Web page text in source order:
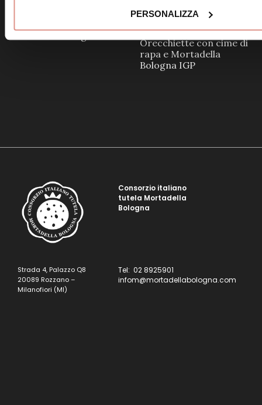
PERSONALIZZA
Orecchiette con cime di
rapa e Mortadella
Bologna IGP
Consorzio italiano
tutela Mortadella
Bologna
Strada 4, Palazzo Q8
20089 Rozzano –
Milanofiori (MI)
Tel: 02 8925901
infom@mortadellabologna.com